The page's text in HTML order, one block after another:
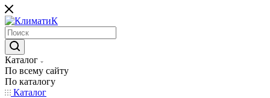
Каталог
По всему сайту
По каталогу
Каталог